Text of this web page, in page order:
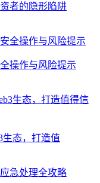
者的隐形陷阱
操作与风险提示
生态，打造值